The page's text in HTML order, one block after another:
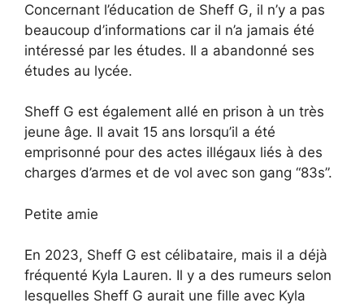
Concernant l’éducation de Sheff G, il n’y a pas
beaucoup d’informations car il n’a jamais été
intéressé par les études. Il a abandonné ses
études au lycée.
Sheff G est également allé en prison à un très
jeune âge. Il avait 15 ans lorsqu’il a été
emprisonné pour des actes illégaux liés à des
charges d’armes et de vol avec son gang “83s”.
Petite amie
En 2023, Sheff G est célibataire, mais il a déjà
fréquenté Kyla Lauren. Il y a des rumeurs selon
lesquelles Sheff G aurait une fille avec Kyla